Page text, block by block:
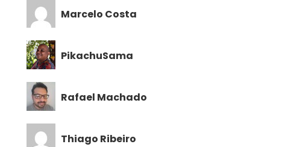
Marcelo Costa
PikachuSama
Rafael Machado
Thiago Ribeiro